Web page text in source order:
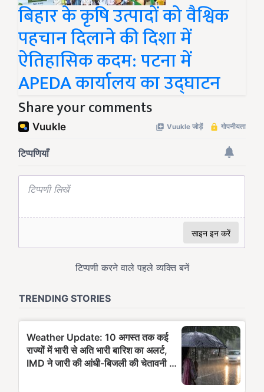
बिहार के कृषि उत्पादों को वैश्विक
पहचान दिलाने की दिशा में
ऐतिहासिक कदम: पटना में
APEDA कार्यालय का उद्घाटन
Share your comments